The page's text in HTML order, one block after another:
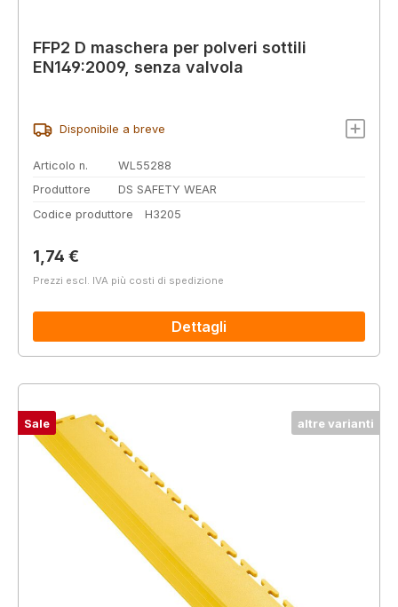
FFP2 D maschera per polveri sottili
EN149:2009, senza valvola
Disponibile a breve
Articolo n.
WL55288
Produttore
DS SAFETY WEAR
Codice produttore
H3205
Prezzo normale:
1,74 €
Prezzi escl. IVA più costi di spedizione
Dettagli
altre varianti
Sale